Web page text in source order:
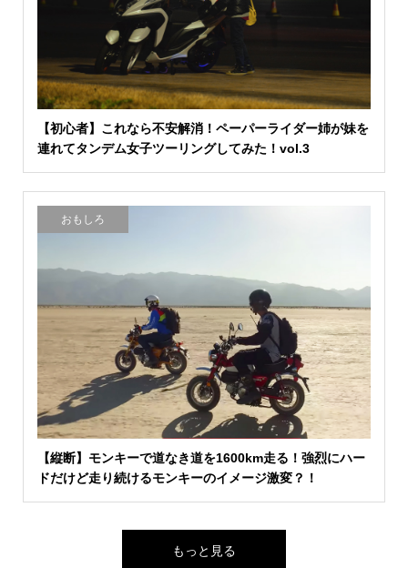
【初心者】これなら不安解消！ペーパーライダー姉が妹を
連れてタンデム女子ツーリングしてみた！vol.3
おもしろ
【縦断】モンキーで道なき道を1600km走る！強烈にハー
ドだけど走り続けるモンキーのイメージ激変？！
もっと見る